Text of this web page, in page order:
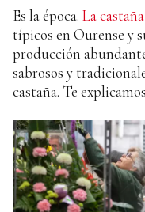
Es la época. La castaña
típicos en Ourense y
producción
sabrosos y
castaña. Te